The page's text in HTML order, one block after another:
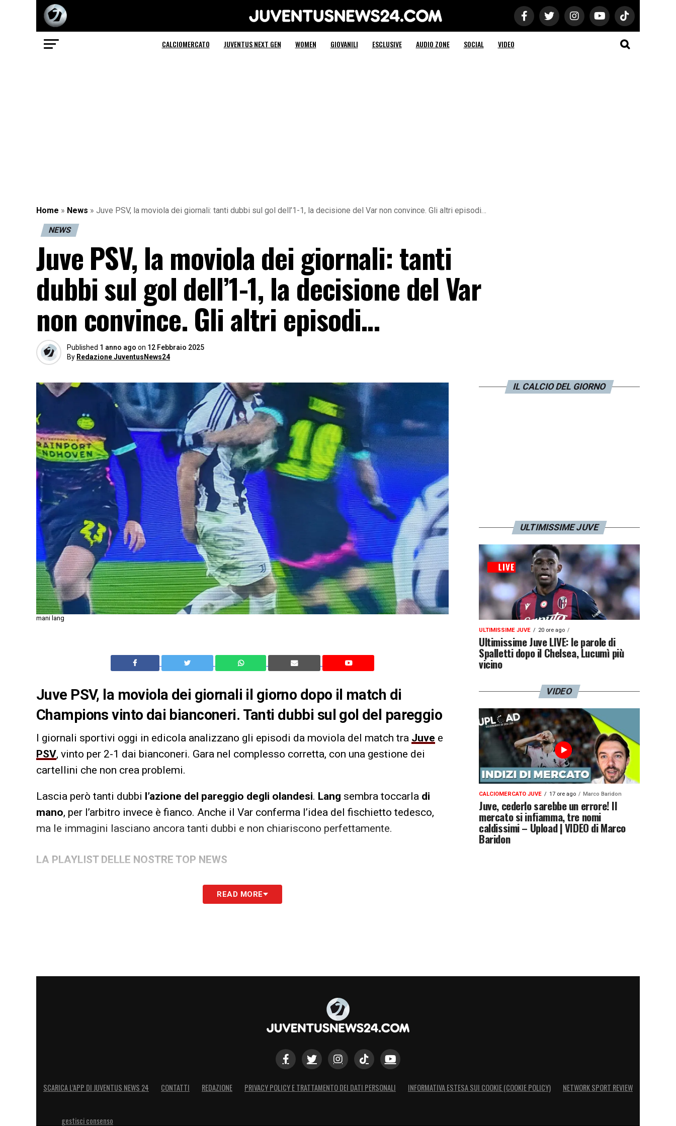
Juventus News 24
CALCIOMERCATO JUVENTUS NEXT GEN WOMEN GIOVANILI ESCLUSIVE AUDIO ZONE SOCIAL VIDEO
Home » News » Juve PSV, la moviola dei giornali: tanti dubbi sul gol dell’1-1, la decisione del Var non convince. Gli altri episodi…
NEWS
Juve PSV, la moviola dei giornali: tanti
dubbi sul gol dell’1-1, la decisione del Var
non convince. Gli altri episodi…
Published 1 anno ago on 12 Febbraio 2025
By Redazione JuventusNews24
mani lang
Juve PSV, la moviola dei giornali il giorno dopo il match di
Champions vinto dai bianconeri. Tanti dubbi sul gol del pareggio
I giornali sportivi oggi in edicola analizzano gli episodi da moviola del match tra Juve e
PSV, vinto per 2-1 dai bianconeri. Gara nel complesso corretta, con una gestione dei
cartellini che non crea problemi.
Lascia però tanti dubbi l’azione del pareggio degli olandesi. Lang sembra toccarla di
mano, per l’arbitro invece è fianco. Anche il Var conferma l’idea del fischietto tedesco,
ma le immagini lasciano ancora tanti dubbi e non chiariscono perfettamente.
LA PLAYLIST DELLE NOSTRE TOP NEWS
READ MORE
IL CALCIO DEL GIORNO
ULTIMISSIME JUVE
ULTIMISSIME JUVE 20 ore ago
Ultimissime Juve LIVE: le parole di
Spalletti dopo il Chelsea, Lucumì più
vicino
VIDEO
CALCIOMERCATO JUVE 17 ore ago Marco Baridon
Juve, cederlo sarebbe un errore! Il
mercato si infiamma, tre nomi
caldissimi – Upload | VIDEO di Marco
Baridon
SCARICA L’APP DI JUVENTUS NEWS 24 CONTATTI REDAZIONE PRIVACY POLICY E TRATTAMENTO DEI DATI PERSONALI INFORMATIVA ESTESA SUI COOKIE (COOKIE POLICY) NETWORK SPORT REVIEW
gestisci consenso